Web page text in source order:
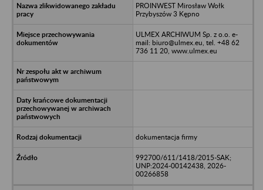
PROINWEST Mirosław Wołk
Przybyszów 3 Kępno
ULMEX ARCHIWUM Sp. z o.o. e-
mail: biuro@ulmex.eu, tel. +48 62
736 11 20, www.ulmex.eu
dokumentacja firmy
992700/611/1418/2015-SAK;
UNP:2024-00142438, 2026-
00266858